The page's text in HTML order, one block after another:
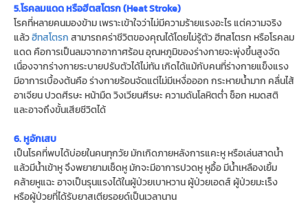
5.โรคลมแดด หรือฮีตสโตรก (Heat Stroke)
โรคที่หลายคนมองข้าม เพราะเข้าใจว่าไม่มีความร้ายแรงอะไร แต่ความจริง
แล้วฮีทสโตรก สามารถคร่าชีวิตของคุณได้โดยไม่รู้ตัว ฮีทสโตรก หรือโรคลม
แดด คือการเป็นลมจากอากาศร้อน อุณหภูมิของร่างกายจะพุ่งขึ้นสูงจัด
เนื่องจากร่างกายระบายปรับตัวได้ไม่ทัน เกิดได้แม้กับคนที่ร่างกายแข็งแรง
มีอาการเบื้องต้นคือ ร่างกายร้อนจัดแต่ไม่มีเหงื่อออก กระหายน้ำมาก คลื่นไส้
อาเจียน ปวดศีรษะ หน้ามืด วิงเวียนศีรษะ ความดันโลหิตต่ำ ช็อก หมดสติ
และอาจถึงขั้นเสียชีวิตได้
6. หูอักเสบ
เป็นโรคที่พบได้บ่อยในคนทุกวัย มักเกิดภายหลังการแคะหู หรือเล่นสาดน้ำ
แล้วมีน้ำเข้าหู จึงพยายามเช็ดหู มักจะมีอาการปวดหู หูอื้อ มีน้ำเหลืองเยิ้ม
คล้ายหูแฉะ อาจเป็นรุนแรงได้ในผู้ป่วยเบาหวาน ผู้ป่วยเอดส์ ผู้ป่วยมะเร็ง
หรือผู้ป่วยที่ได้รับยาสเตียรอยด์เป็นเวลานาน